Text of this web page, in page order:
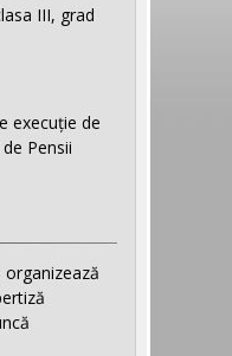
III, grad
execuție de
Pensii